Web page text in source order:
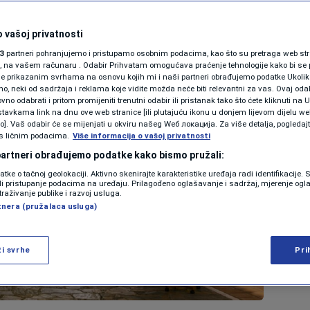
vašoj privatnosti
partneri pohranjujemo i pristupamo osobnim podacima, kao što su pretraga web
na vašem računaru . Odabir Prihvatam omogućava praćenje tehnologije kako bi se
prikazanim svrhama na osnovu kojih mi i naši partneri obrađujemo podatke
neki od sadržaja i reklama koje vidite možda neće biti relevantni za vas. Ovaj
odabrati i pritom promijeniti trenutni odabir ili pristanak tako što ćete kliknuti na
link na dnu ove web stranice [ili plutajuću ikonu u donjem lijevom dijelu
Vaš odabir će se mijenjati u okviru našeg Wеб локација. Za više detalja,
ličnim podacima. Više informacija o vašoj privatnosti
obrađujemo podatke kako bismo pružali:
o tačnoj geolokaciji. Aktivno skenirajte karakteristike uređaja radi identifikacije.
pristupanje podacima na uređaju. Prilagođeno oglašavanje i sadržaj, mjerenje
publike i razvoj usluga.
(pružalaca usluga)
svrhe